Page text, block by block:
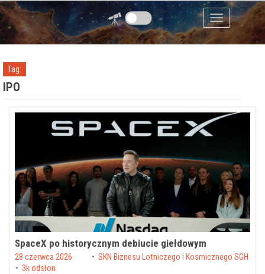
Przejdź do zawartości
Menu
Tag:
IPO
SpaceX po historycznym debiucie giełdowym
Posted on
28 czerwca 2026 bySKN Biznesu Lotniczego i Kosmicznego SGH
3k odsłon